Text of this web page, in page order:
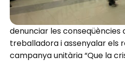
denunciar les conseqüències
treballadora i assenyalar els
campanya unitària “Que la